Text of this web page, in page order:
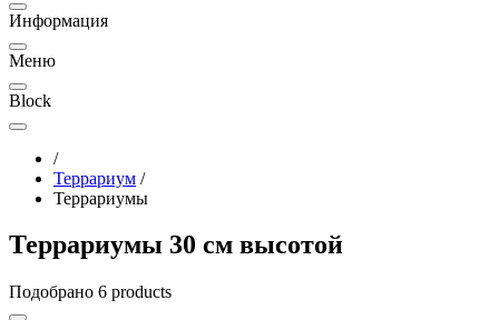
Информация
Меню
Block
/
Террариум /
Террариумы
Террариумы 30 см высотой
Подобрано 6 products